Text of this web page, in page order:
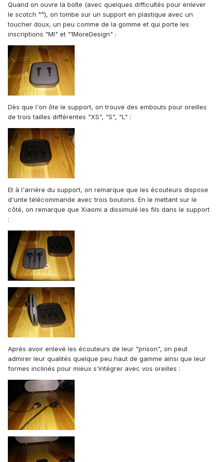
Quand on ouvre la boîte (avec quelques difficultés pour enlever
le scotch ^^), on tombe sur un support en plastique avec un
toucher doux, un peu comme de la gomme et qui porte les
inscriptions "MI" et "1MoreDesign" :
Dès que l'on ôte le support, on trouve des embouts pour oreilles
de trois tailles différentes "XS", "S", "L" :
Et à l'arrière du support, on remarque que les écouteurs dispose
d'unte télécommande avec trois boutons. En le mettant sur le
côté, on remarque que Xiaomi a dissimulé les fils dans le support
:
Après avoir enlevé les écouteurs de leur "prison", on peut
admirer leur qualités quelque peu haut de gamme ainsi que leur
formes inclinés pour mieux s'intégrer avec vos oreilles :